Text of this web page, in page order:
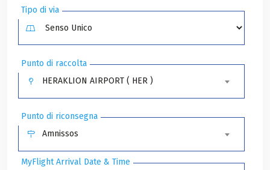
Tipo di via
Punto di raccolta
HERAKLION AIRPORT ( HER )
Punto di riconsegna
Amnissos
MyFlight Arrival Date & Time